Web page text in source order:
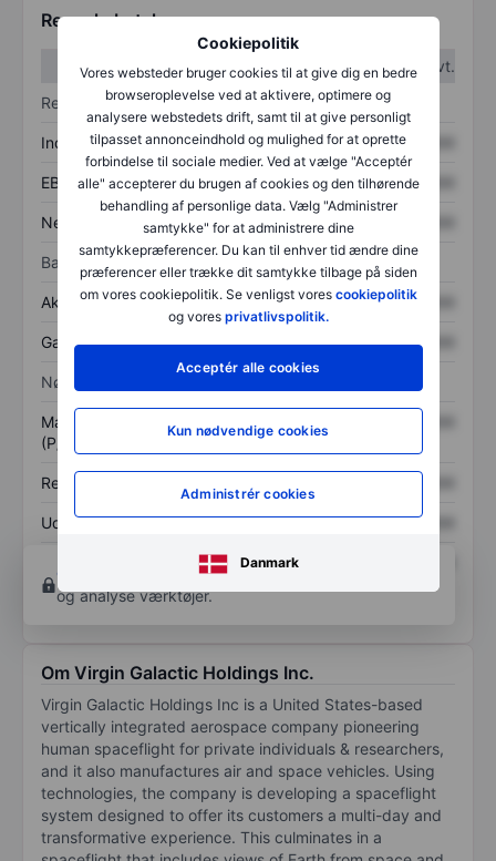
Cookiepolitik
Vores websteder bruger cookies til at give dig en bedre
browseroplevelse ved at aktivere, optimere og
analysere webstedets drift, samt til at give personligt
tilpasset annonceindhold og mulighed for at oprette
forbindelse til sociale medier. Ved at vælge "Acceptér
alle" accepterer du brugen af cookies og den tilhørende
behandling af personlige data. Vælg "Administrer
samtykke" for at administrere dine
samtykkepræferencer. Du kan til enhver tid ændre dine
præferencer eller trække dit samtykke tilbage på siden
om vores cookiepolitik. Se venligst vores cookiepolitik
og vores privatlivspolitik.
Acceptér alle cookies
Kun nødvendige cookies
Administrér cookies
Danmark
Regnskabstal
1. kvt.
2. kvt.
Resultatopgørelse
Indtægter XXXXXXX XXXXXXX
EBITDA XXXXXXX XXXXXXX
Nettoresultat XXXXXXX
Balance
Aktiver i alt XXXXXXX XXXXXXX
Gæld XXXXXXX XXXXXXX
Nøgletal
Markedsværdi/omsætning
(P/S)
XXXXXXX
Resultat pr. aktie (EPS)
Udbytte pr. aktie XXXXXXX XXXXXXX
XXXXXXX
Opret konto
for at få adgang til flere diagrammer
og analyse værktøjer.
Om Virgin Galactic Holdings Inc.
Virgin Galactic Holdings Inc is a United States-based
vertically integrated aerospace company pioneering
human spaceflight for private individuals & researchers,
and it also manufactures air and space vehicles. Using
technologies, the company is developing a spaceflight
system designed to offer its customers a multi-day and
transformative experience. This culminates in a